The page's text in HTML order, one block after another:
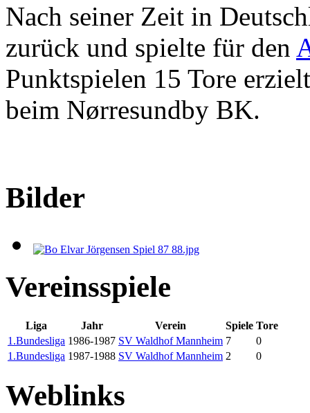
Nach seiner Zeit in
zurück und spielte für den
Punktspielen 15 Tore
beim Nørresundby BK.
Bilder
Vereinsspiele
Liga Jahr Verein Spiele Tore
1.Bundesliga 1986-1987 SV Waldhof Mannheim 7
0
1.Bundesliga 1987-1988 SV Waldhof Mannheim 2 0
Weblinks